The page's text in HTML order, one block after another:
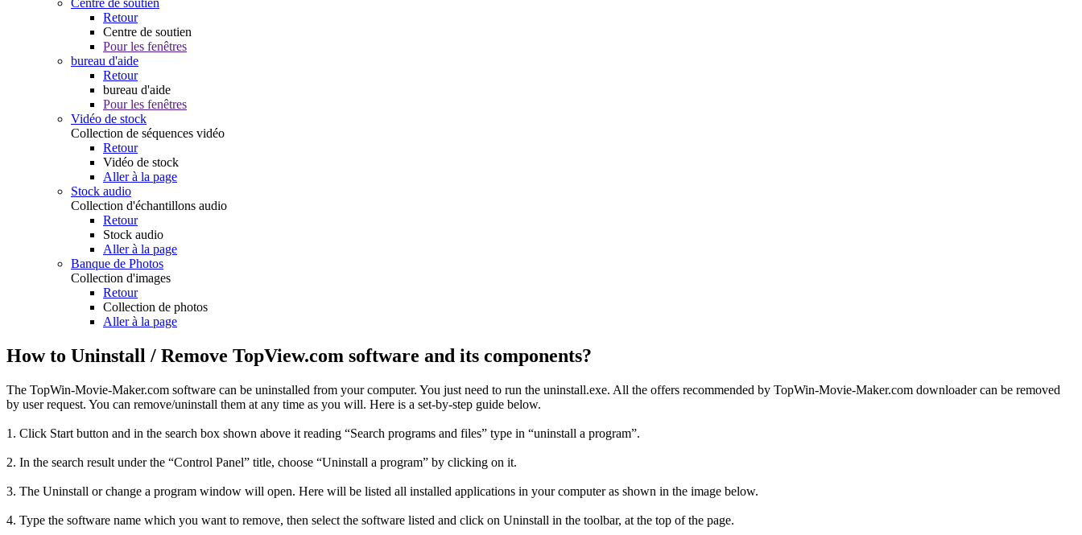
Centre de soutien
Retour
Centre de soutien
Pour les fenêtres
bureau d'aide
Retour
bureau d'aide
Pour les fenêtres
Vidéo de stock
Collection de séquences vidéo
Retour
Vidéo de stock
Aller à la page
Stock audio
Collection d'échantillons audio
Retour
Stock audio
Aller à la page
Banque de Photos
Collection d'images
Retour
Collection de photos
Aller à la page
How to Uninstall / Remove TopView.com software and its components?
The TopWin-Movie-Maker.com software can be uninstalled from your computer. You just need to run the uninstall.exe. All the offers recommended by TopWin-Movie-Maker.com downloader can be removed
by user request. You can remove/uninstall them at any time as you will. Here is a set-by-step guide below.
1. Click Start button and in the search box shown above it reading “Search programs and files” type in “uninstall a program”.
2. In the search result under the “Control Panel” title, choose “Uninstall a program” by clicking on it.
3. The Uninstall or change a program window will open. Here will be listed all installed applications in your computer as shown in the image below.
4. Type the software name which you want to remove, then select the software listed and click on Uninstall in the toolbar, at the top of the page.